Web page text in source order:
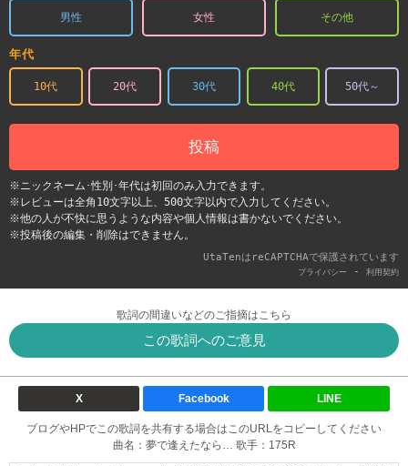
男性 女性 その他
年代
10代 20代 30代 40代 50代～
投稿
※ニックネーム･性別･年代は初回のみ入力できます。
※レビューは全角10文字以上、500文字以内で入力してください。
※他の人が不快に思うような内容や個人情報は書かないでください。
※投稿後の編集・削除はできません。
UtaTenはreCAPTCHAで保護されています
プライバシー - 利用契約
歌詞の間違いなどのご指摘はこちら
この歌詞へのご意見
X Facebook LINE
ブログやHPでこの歌詞を共有する場合はこのURLをコピーしてください
曲名：夢で逢えたなら… 歌手：175R